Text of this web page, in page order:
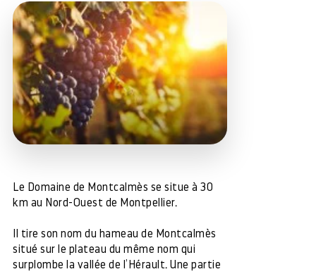
Le Domaine de Montcalmès se situe à 30
km au Nord-Ouest de Montpellier.
Il tire son nom du hameau de Montcalmès
situé sur le plateau du même nom qui
surplombe la vallée de l’Hérault. Une partie